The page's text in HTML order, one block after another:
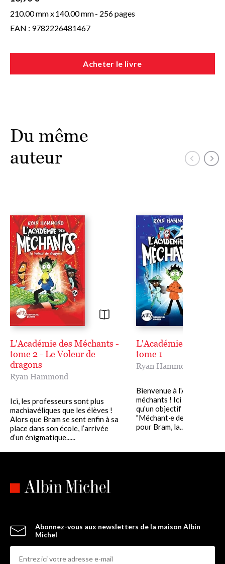
210.00 mm x140.00 mm- 256 pages
EAN : 9782226481467
Acheter le livre
Du même
auteur
L'Académie des Méchants -
tome 2 - Le Voleur de
dragons
Ryan Hammond
Ici, les professeurs sont plus
machiavéliques que les élèves !
Alors que Bram se sent enfin à sa
place dans son école, l’arrivée
d’un énigmatique......
L'Académie des
tome 1
Ryan Hammond
Bienvenue à l'Académie
méchants ! Ici les élèves
qu'un objectif : gagner le
"Méchant·e de la
pour Bram, la......
Abonnez-vous aux newsletters de la maison Albin
Michel